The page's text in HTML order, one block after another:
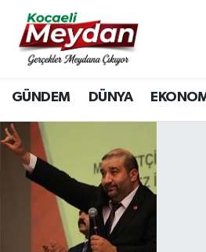
GÜNDEM DÜNYA
Nöbetçi Eczaneler
Hava Durumu
Trafik Durumu
Süper Lig Puan Durumu ve
Tüm Manşetler